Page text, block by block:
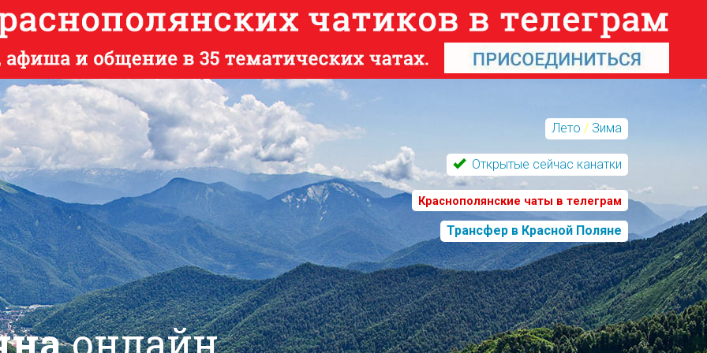
Лето / Зима
Открытые сейчас канатки
Краснополянские чаты в телеграм
Трансфер в Красной Поляне